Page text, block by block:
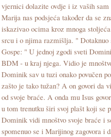
vjernici dolazite ovdje i iz vaših
Marija nas podsjeća također da se
iskazivao ocima kroz mnoga
srcu i o njima razmišlja. " Dotaknuo
Gospe: " U jednoj zgodi sveti
BDM - u kraj njega. Vidio je
Dominik sav u tuzi onako povučen
zašto je tako tužan? A on govori da
od svoje braće. A onda mu Isus
u tom trenutku širi svoj plašt koji se
Dominik vidi mnoštvo svoje braće i
spomenuo se i Marijinog zagovora i